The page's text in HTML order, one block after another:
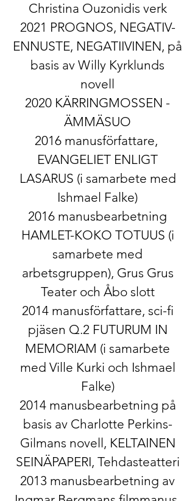
Christina Ouzonidis verk
2021 PROGNOS, NEGATIV-
ENNUSTE, NEGATIIVINEN, på
basis av Willy Kyrklunds
novell
2020 KÄRRINGMOSSEN -
ÄMMÄSUO
2016 manusförfattare, ​
EVANGELIET ENLIGT
LASARUS​ (i samarbete med
Ishmael Falke)
2016 manusbearbetning
HAMLET-KOKO TOTUUS​ (i
samarbete med
arbetsgruppen), Grus Grus
Teater och Åbo slott
2014 manusförfattare, sci-fi
pjäsen ​Q.2 FUTURUM IN
MEMORIAM​​ (i samarbete
med Ville Kurki och Ishmael
Falke)
2014 manusbearbetning på
basis av Charlotte Perkins-
Gilmans novell, KELTAINEN
SEINÄPAPERI, Tehdasteatteri
2013 manusbearbetning av